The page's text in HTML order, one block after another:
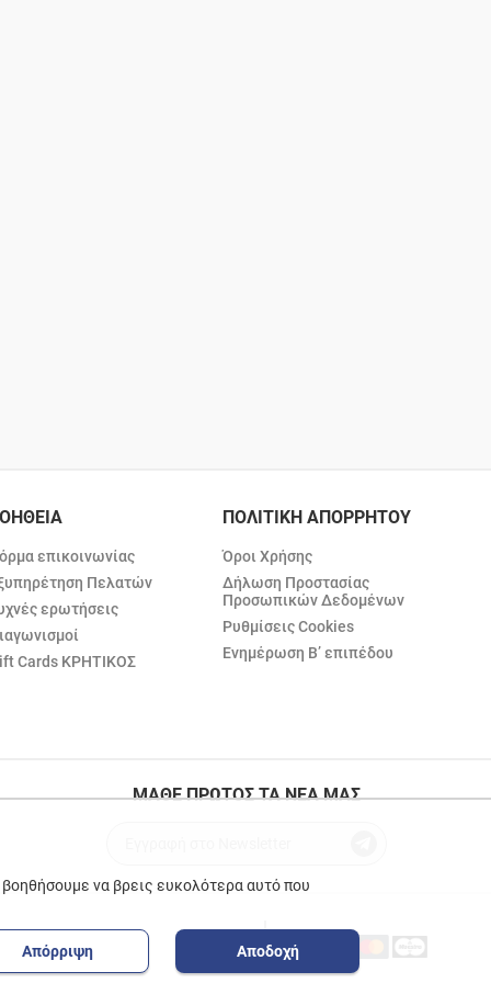
επικοινωνίας
Πελατών
ερωτήσεις
Cards ΚΡΗΤΙΚΟΣ
ΠΟΛΙΤΙΚΗ ΑΠΟΡΡΗΤΟΥ
Όροι Χρήσης
Δήλωση Προστασίας
Προσωπικών Δεδομένων
Ρυθμίσεις Cookies
Ενημέρωση Β’ επιπέδου
ΜΑΘΕ ΠΡΩΤΟΣ ΤΑ ΝΕΑ ΜΑΣ
να βρεις ευκολότερα αυτό που
Απόρριψη Αποδοχή